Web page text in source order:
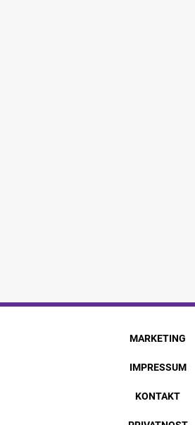
MARKETING
IMPRESSUM
KONTAKT